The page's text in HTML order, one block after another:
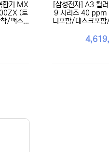
합기 MX
(토
/팩스...
[삼성전자] A3 컬
9 시리즈 40
너포함/데스크포